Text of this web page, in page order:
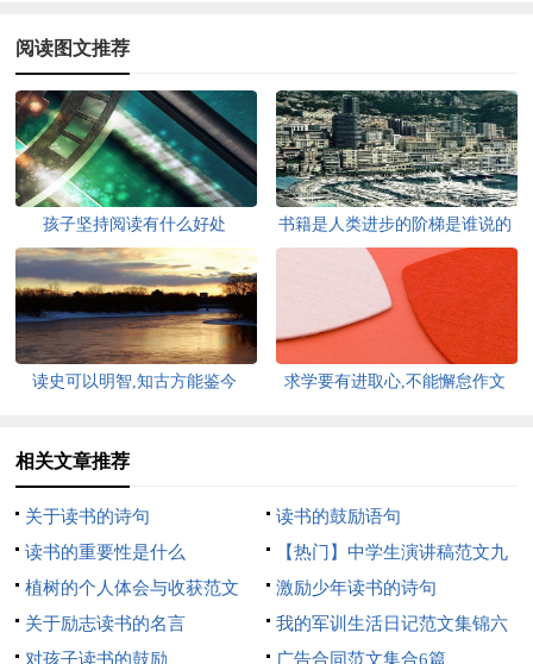
阅读图文推荐
孩子坚持阅读有什么好处
书籍是人类进步的阶梯是谁说的
读史可以明智,知古方能鉴今 求学要有进取心,不能懈怠作文
相关文章推荐
关于读书的诗句
读书的鼓励语句
读书的重要性是什么
【热门】中学生演讲稿范文九
篇
植树的个人体会与收获范文
激励少年读书的诗句
关于励志读书的名言
我的军训生活日记范文集锦六
篇
对孩子读书的鼓励 广告合同范文集合6篇